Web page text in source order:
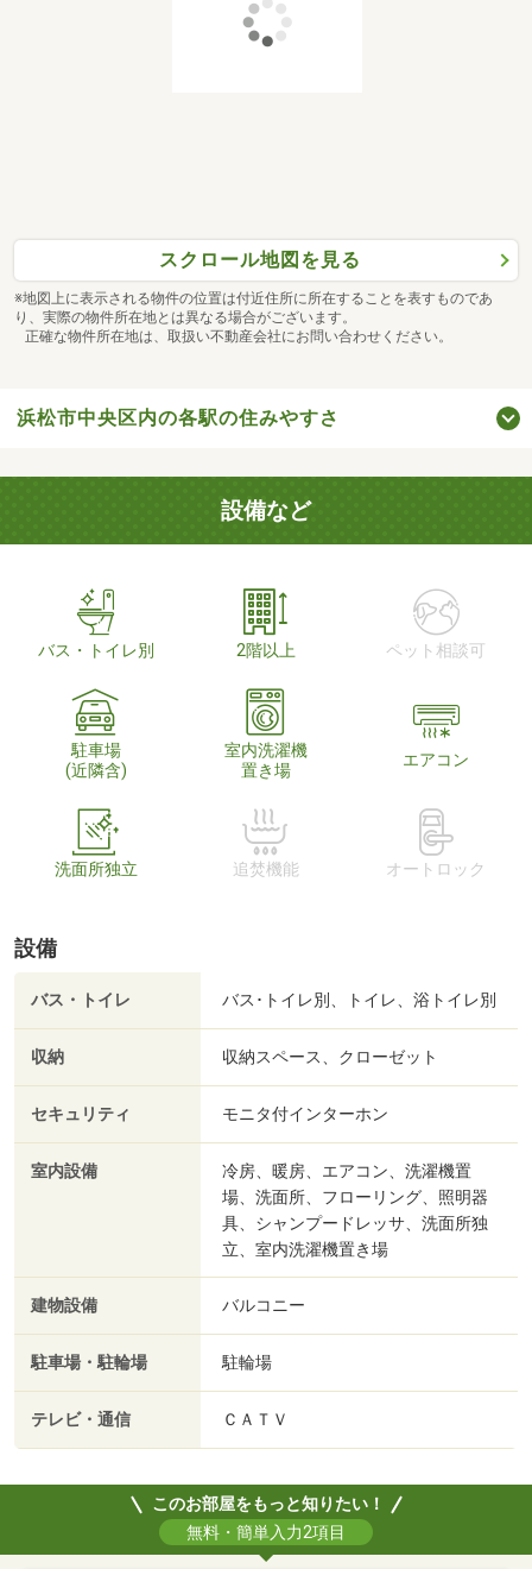
スクロール地図を見る
※地図上に表示される物件の位置は付近住所に所在することを表すものであ
り、実際の物件所在地とは異なる場合がございます。
正確な物件所在地は、取扱い不動産会社にお問い合わせください。
浜松市中央区内の各駅の住みやすさ
設備など
バス・トイレ別 2階以上 ペット相談可
駐車場
(近隣含)
室内洗濯機
置き場
エアコン
洗面所独立 追焚機能 オートロック
設備
バス・トイレ バス･トイレ別、トイレ、浴トイレ別
収納 収納スペース、クローゼット
セキュリティ モニタ付インターホン
室内設備
冷房、暖房、エアコン、洗濯機置
場、洗面所、フローリング、照明器
具、シャンプードレッサ、洗面所独
立、室内洗濯機置き場
建物設備 バルコニー
駐車場・駐輪場 駐輪場
テレビ・通信 ＣＡＴＶ
このお部屋をもっと知りたい！
無料・簡単入力2項目